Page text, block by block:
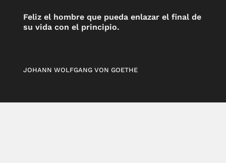
Feliz el hombre que pueda enlazar el final de
su vida con el principio.
JOHANN WOLFGANG VON GOETHE